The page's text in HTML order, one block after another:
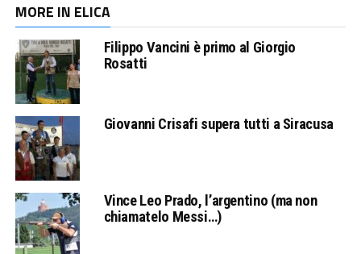
MORE IN ELICA
Filippo Vancini è primo al Giorgio
Rosatti
Giovanni Crisafi supera tutti a Siracusa
Vince Leo Prado, l’argentino (ma non
chiamatelo Messi…)